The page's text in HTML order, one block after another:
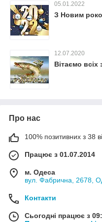
05.01.2022
З Новим
12.07.2020
Вітаємо
Про нас
100% позитивних з 38
Працює з 01.07.2014
м. Одеса
вул. Фабрична, 2678,
Контакти
Сьогодні працює з